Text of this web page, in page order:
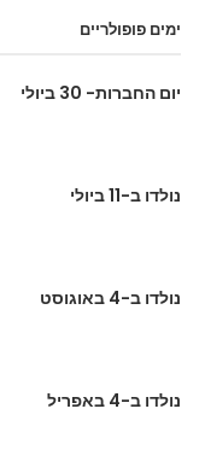
ימים פופולריים
יום החברות- 30 ביולי
נולדו ב-11 ביולי
נולדו ב-4 באוגוסט
נולדו ב-4 באפריל